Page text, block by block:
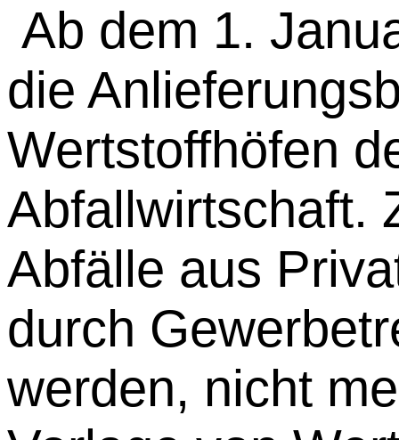
Ab dem 1.
die
Wertstoffhöfen
Abfallwirtschaft.
Abfälle aus
durch
werden, nicht